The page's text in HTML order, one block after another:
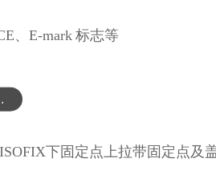
、 E-mark 标志等
下固定点上拉带固定点及
么？